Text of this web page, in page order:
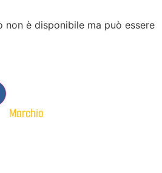
è disponibile ma può essere
Marchio